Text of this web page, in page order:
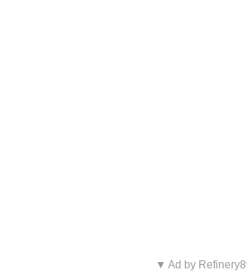
▼ Ad by